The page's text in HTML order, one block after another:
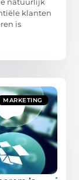
klanten
is
MARKETING